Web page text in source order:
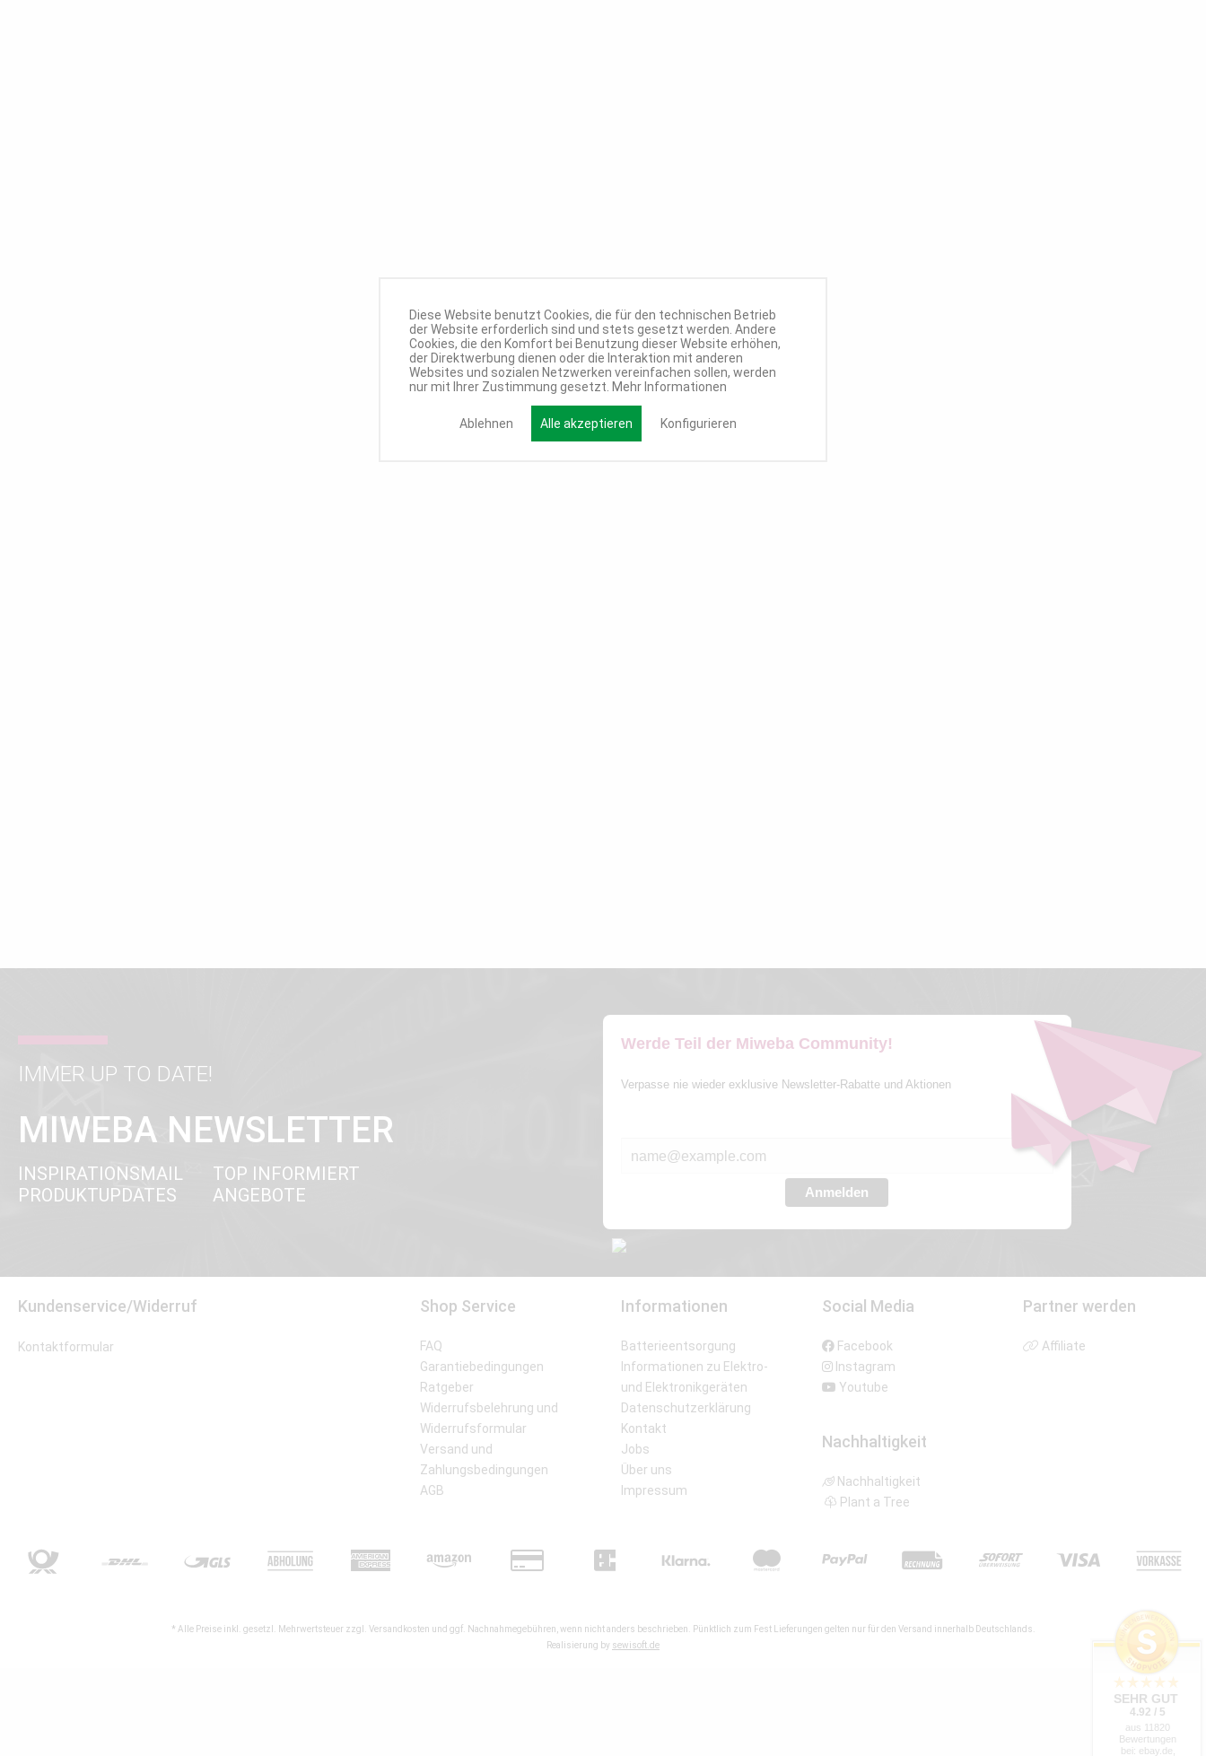
IMMER UP TO DATE!
MIWEBA NEWSLETTER
INSPIRATIONSMAIL
PRODUKTUPDATES
TOP INFORMIERT
ANGEBOTE
Werde Teil der Miweba Community!
Verpasse nie wieder exklusive Newsletter-Rabatte und Aktionen
Anmelden
Kundenservice/Widerruf
Kontaktformular
Shop Service
FAQ
Garantiebedingungen
Ratgeber
Widerrufsbelehrung und
Widerrufsformular
Versand und
Zahlungsbedingungen
AGB
Informationen
Batterieentsorgung
Informationen zu Elektro-
und Elektronikgeräten
Datenschutzerklärung
Kontakt
Jobs
Über uns
Impressum
Social Media
Facebook
Instagram
Youtube
Nachhaltigkeit
Nachhaltigkeit
Plant a Tree
Partner werden
Affiliate
* Alle Preise inkl. gesetzl. Mehrwertsteuer zzgl. Versandkosten und ggf. Nachnahmegebühren, wenn nicht anders beschrieben. Pünktlich zum Fest Lieferungen gelten nur für den Versand innerhalb Deutschlands.
Realisierung by sewisoft.de
Diese Website benutzt Cookies, die für den technischen Betrieb
der Website erforderlich sind und stets gesetzt werden. Andere
Cookies, die den Komfort bei Benutzung dieser Website erhöhen,
der Direktwerbung dienen oder die Interaktion mit anderen
Websites und sozialen Netzwerken vereinfachen sollen, werden
nur mit Ihrer Zustimmung gesetzt. Mehr Informationen
Ablehnen Alle akzeptieren Konfigurieren
SEHR GUT
4.92 / 5
aus 11820
Bewertungen
bei: ebay.de,